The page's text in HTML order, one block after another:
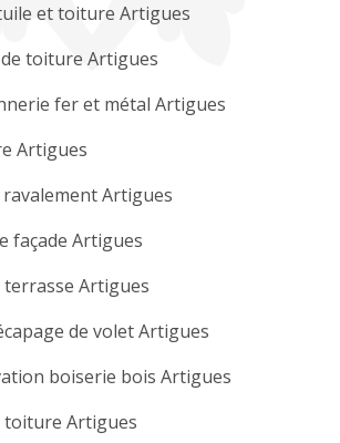
et toiture Artigues
toiture Artigues
fer et métal Artigues
Artigues
Artigues
façade Artigues
Artigues
de volet Artigues
boiserie bois Artigues
toiture Artigues